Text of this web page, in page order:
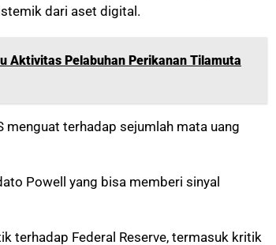
dari aset digital.
Aktivitas Pelabuhan Perikanan Tilamuta
menguat terhadap sejumlah mata uang
Powell yang bisa memberi sinyal
terhadap Federal Reserve, termasuk kritik